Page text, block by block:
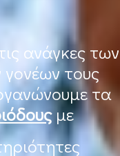
ανάγκες των
τους
τα
με